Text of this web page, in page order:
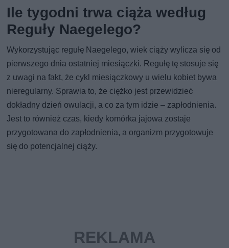
Ile tygodni trwa ciąża według
Reguły Naegelego?
Wykorzystując regułę Naegelego, wiek ciąży wylicza się od
pierwszego dnia ostatniej miesiączki. Regułę tę stosuje się
z uwagi na fakt, że cykl miesiączkowy u wielu kobiet bywa
nieregularny. Sprawia to, że ciężko jest przewidzieć
dokładny dzień owulacji, a co za tym idzie – zapłodnienia.
Jest to również czas, kiedy komórka jajowa zostaje
przygotowana do zapłodnienia, a organizm przygotowuje
się do potencjalnej ciąży.